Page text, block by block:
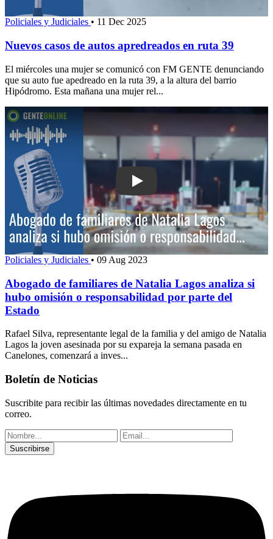
Policiales y Judiciales • 11 Dec 2025
Nuevos casos de autos apredreados en ruta 39
El miércoles una mujer se comunicó con FM GENTE denunciando
que su auto fue apedreado en la ruta 39, a la altura del barrio
Hipódromo. Esta mañana una mujer rel...
Play: Abogado de familiares de
Policiales y Judiciales • 09 Aug 2023
Abogado de familiares de Natalia Lagos analiza si
hubo omisión o responsabilidad por parte del
Estado
Rafael Silva, representante legal de la familia y del amigo de Natalia
Lagos la joven asesinada por su expareja la semana pasada en
Canelones, comenzará a inves...
Boletín de Noticias
Suscribite para recibir las últimas novedades directamente en tu
correo.
Suscribirse